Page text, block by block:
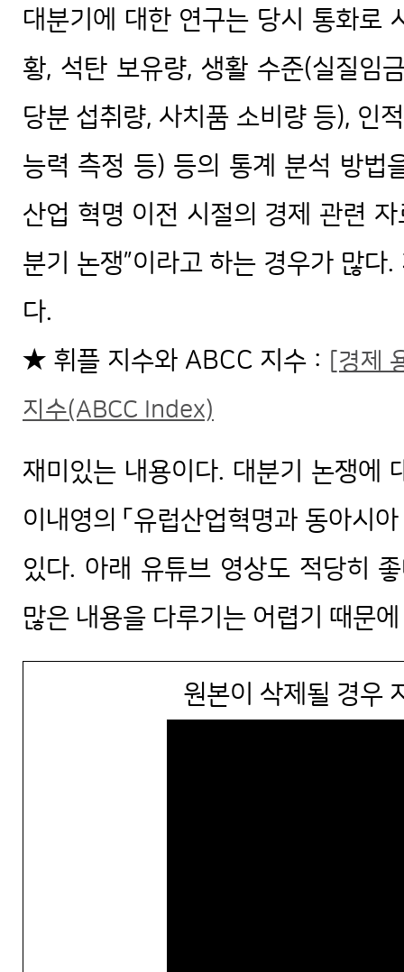
대분기에 대한 연구는 당시 통화로
황, 석탄 보유량, 생활 수준(실질임
당분 섭취량, 사치품 소비량 등), 인
능력 측정 등) 등의 통계 분석 방법
산업 혁명 이전 시절의 경제 관련
분기 논쟁”이라고 하는 경우가 많
다.
★ 휘플 지수와 ABCC 지수 :
[경제
지수(ABCC Index)
재미있는 내용이다. 대분기 논쟁에
이내영의 「유럽산업혁명과 동아시
있다. 아래 유튜브 영상도 적당히
많은 내용을 다루기는 어렵기 때문
원본이 삭제될 경우